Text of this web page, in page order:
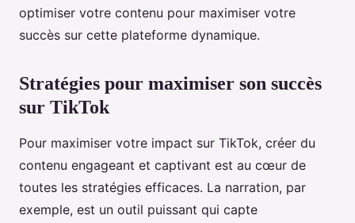
optimiser votre contenu pour maximiser votre
succès sur cette plateforme dynamique.
Stratégies pour maximiser son succès
sur TikTok
Pour maximiser votre impact sur TikTok, créer du
contenu engageant et captivant est au cœur de
toutes les stratégies efficaces. La narration, par
exemple, est un outil puissant qui capte